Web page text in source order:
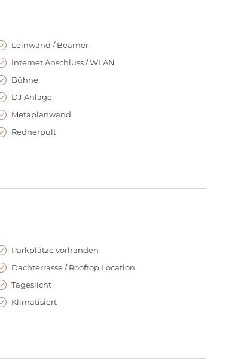
versorgt Sie und Ihre Gäste kulinarisch – vom
Leinwand / Beamer
Internet Anschluss / WLAN
Bühne
DJ Anlage
Metaplanwand
Rednerpult
Parkplätze vorhanden
Dachterrasse / Rooftop Location
Tageslicht
Klimatisiert